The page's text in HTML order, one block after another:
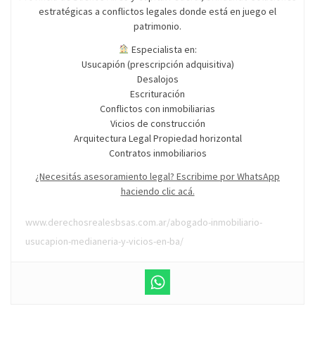
estratégicas a conflictos legales donde está en juego el
patrimonio.
Especialista en:
Usucapión (prescripción adquisitiva)
Desalojos
Escrituración
Conflictos con inmobiliarias
Vicios de construcción
Arquitectura Legal Propiedad horizontal
Contratos inmobiliarios
¿Necesitás asesoramiento legal? Escribime por WhatsApp
haciendo clic acá.
www.derechosrealesbsas.com.ar/abogado-inmobiliario-
usucapion-medianeria-y-vicios-en-ba/